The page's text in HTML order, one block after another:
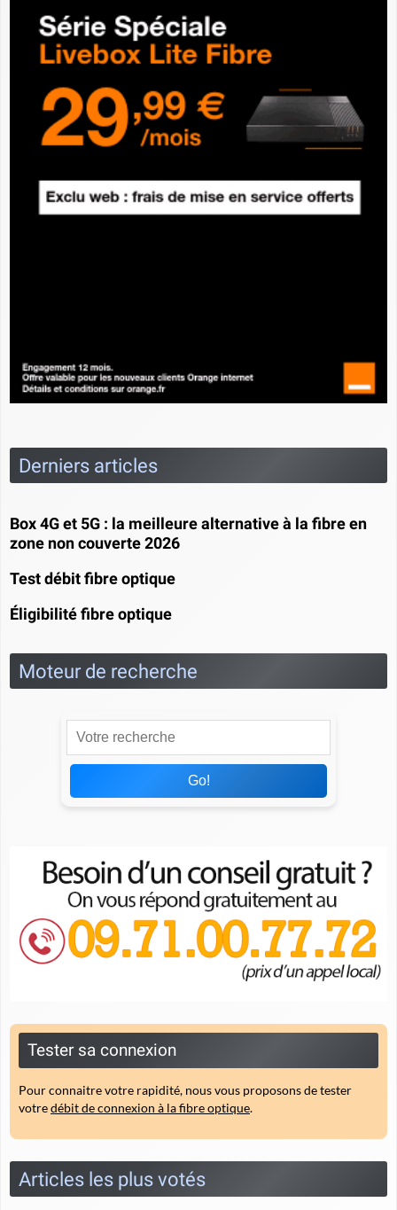
Derniers articles
Box 4G et 5G : la meilleure alternative à la fibre en
zone non couverte 2026
Test débit fibre optique
Éligibilité fibre optique
Moteur de recherche
Go!
Tester sa connexion
Pour connaitre votre rapidité, nous vous proposons de tester
votredébit de connexion à la fibre optique.
Articles les plus votés